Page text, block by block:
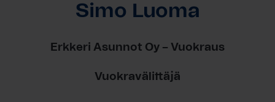
Simo Luoma
Erkkeri Asunnot Oy – Vuokraus
Vuokravälittäjä